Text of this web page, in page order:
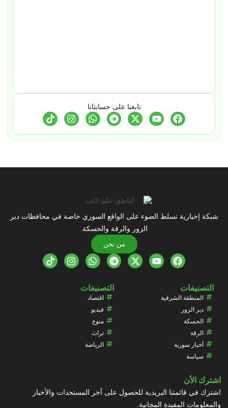
تابعنا على حسابتانا
شبكة إخبارية تسلط الضوء على الواقع السوري خاصة في محافظات دير
الزور والرقة والحسكة.
من نحن
التصنيفات
المنطقة الشرقية
دير الزور
الحسكة
الرقة
أخبار سورية
سياسة
التصنيفات
اقتصاد
فيديو
منوع
تراث
الرياضة
اشترك الأن
اشترك في قائمتنا البريدية للحصول على آخر المستجدات والأخبار
والمعلومات المفيدة المجانية.